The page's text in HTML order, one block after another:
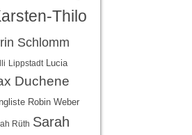
Thilo
Schlomm
Lippstadt
Lucia
Duchene
Robin Weber
Rüth Sarah